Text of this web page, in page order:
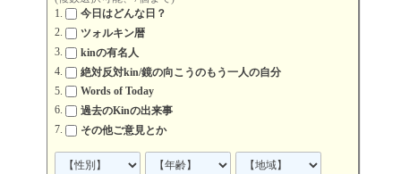
今日はどんな日？
ツォルキン暦
kinの有名人
絶対反対kin/鏡の向こうのもう一人の自分
Words of Today
過去のKinの出来事
その他ご意見とか